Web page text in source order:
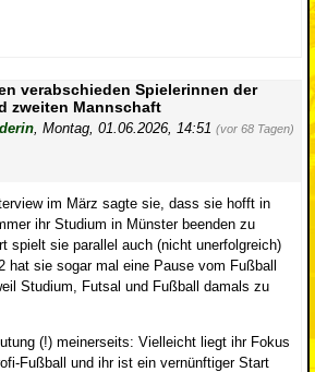
verabschieden Spielerinnen der
zweiten Mannschaft
, Montag, 01.06.2026, 14:51 (vor 68 Tagen)
im März sagte sie, dass sie hofft in
ihr Studium in Münster beenden zu
spielt sie parallel auch (nicht unerfolgreich)
hat sie sogar mal eine Pause vom Fußball
Studium, Futsal und Fußball damals zu
(!) meinerseits: Vielleicht liegt ihr Fokus
Fußball und ihr ist ein vernünftiger Start